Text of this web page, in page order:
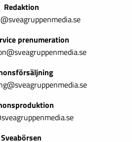
Redaktion
prenumeration
Sveabörsen